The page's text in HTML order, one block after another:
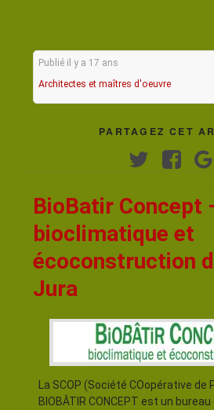
Publié il y a 17 ans
Architectes et maîtres d'oeuvre
PARTAGEZ CET
Twitter
BioBatir Concept
bioclimatique et
écoconstruction
Jura
La SCOP (Société COopérative de
BIOBÂTIR CONCEPT est un